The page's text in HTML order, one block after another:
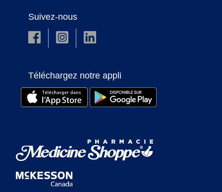
Suivez-nous
Téléchargez notre appli